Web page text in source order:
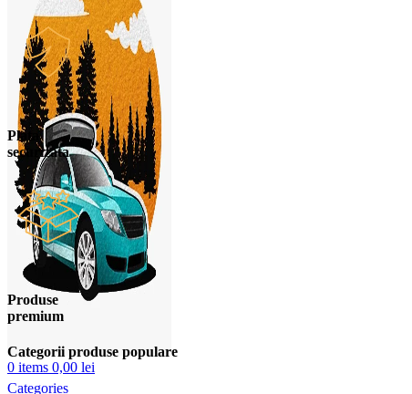
0 items 0,00 lei
Plata
securizata
Produse
premium
Categorii produse populare
Categories